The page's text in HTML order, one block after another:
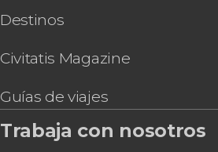
Destinos
Civitatis Magazine
Guías de viajes
Trabaja con nosotros